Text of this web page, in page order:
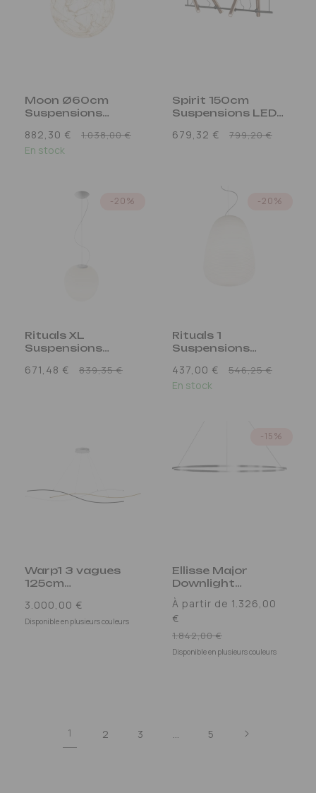
Moon Ø60cm
Suspensions
882,30 € 1.038,00 €
En stock
Spirit 150cm
Suspensions LED
679,32 € 799,20 €
-20%
Rituals XL
Suspensions
671,48 € 839,35 €
promotionnel
-20%
Rituals 1
Suspensions
437,00 € 546,25 €
En stock
Warp1 3 vagues
125cm
Prix
habituel
3.000,00 €
Disponible en plusieurs couleurs
-15%
Ellisse Major
Downlight
Suspensions LED
À partir de 1.326,00
€
1.842,00 €
promotionnel
Disponible en plusieurs couleurs
1 2 3 … 5